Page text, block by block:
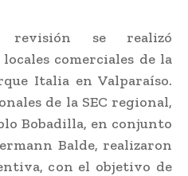
se realizó
comerciales de la
Italia en Valparaíso.
de la SEC regional,
Bobadilla, en conjunto
Balde, realizaron
con el objetivo de